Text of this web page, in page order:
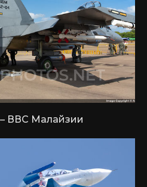
ВВС Малайзии